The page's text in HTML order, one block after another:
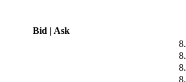
Bid | Ask